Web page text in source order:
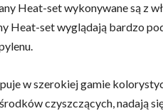
Heat-set wykonywane są z
Heat-set wyglądają bardzo
w szerokiej gamie
czyszczących, nadają